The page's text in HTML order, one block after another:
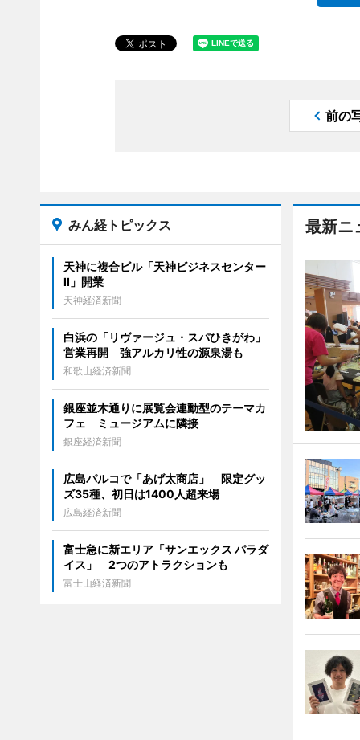
前の
最新ニ
みん経トピックス
天神に複合ビル「天神ビジネスセンター
II」開業
天神経済新聞
白浜の「リヴァージュ・スパひきがわ」
営業再開 強アルカリ性の源泉湯も
和歌山経済新聞
銀座並木通りに展覧会連動型のテーマカ
フェ ミュージアムに隣接
銀座経済新聞
広島パルコで「あげ太商店」 限定グッ
ズ35種、初日は1400人超来場
広島経済新聞
富士急に新エリア「サンエックス パラダ
イス」 2つのアトラクションも
富士山経済新聞